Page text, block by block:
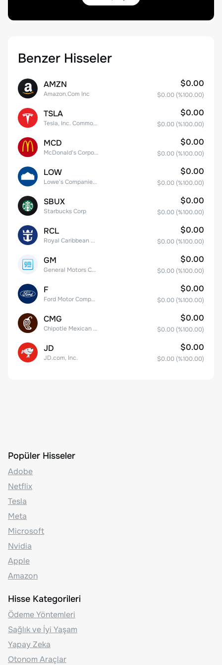
Benzer Hisseler
AMZN
Amazon.Com Inc
$0.00
$0.00 (%100.00)
TSLA
Tesla, Inc. Common Stock
$0.00
$0.00 (%100.00)
MCD
McDonald's Corporation
$0.00
$0.00 (%100.00)
LOW
Lowe's Companies Inc.
$0.00
$0.00 (%100.00)
SBUX
Starbucks Corp
$0.00
$0.00 (%100.00)
RCL
Royal Caribbean Group
$0.00
$0.00 (%100.00)
GM
General Motors Company
$0.00
$0.00 (%100.00)
F
Ford Motor Company
$0.00
$0.00 (%100.00)
CMG
Chipotle Mexican Grill, Inc.
$0.00
$0.00 (%100.00)
JD
JD.com, Inc.
$0.00
$0.00 (%100.00)
Popüler Hisseler
Adobe
Netflix
Tesla
Meta
Microsoft
Nvidia
Apple
Amazon
Hisse Kategorileri
Ödeme Yöntemleri
Sağlık ve İyi Yaşam
Yapay Zeka
Otonom Araçlar